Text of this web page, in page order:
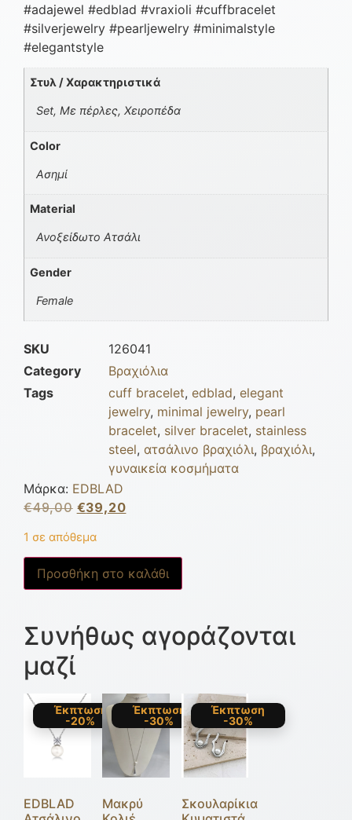
#adajewel #edblad #vraxioli #cuffbracelet
#silverjewelry #pearljewelry #minimalstyle
#elegantstyle
Στυλ / Χαρακτηριστικά
Set, Με πέρλες, Χειροπέδα
Color
Ασημί
Material
Ανοξείδωτο Ατσάλι
Gender
Female
SKU
126041
Category
Βραχιόλια
Tags
cuff bracelet, edblad, elegant
jewelry, minimal jewelry, pearl
bracelet, silver bracelet, stainless
steel, ατσάλινο βραχιόλι, βραχιόλι,
γυναικεία κοσμήματα
Μάρκα: EDBLAD
€49,00 €39,20
1 σε απόθεμα
Προσθήκη στο καλάθι
Συνήθως αγοράζονται
μαζί
Έκπτωση
-20%
EDBLAD
Έκπτωση
-30%
Μακρύ
Έκπτωση
-30%
Σκουλαρίκια